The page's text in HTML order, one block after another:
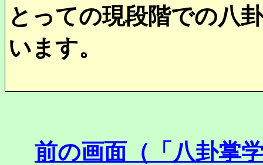
とっての現段階での八
います。
前の画面（「八卦掌